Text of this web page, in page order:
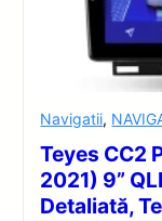
Navigatii,
Teyes CC2
2021) 9”
Detaliată,